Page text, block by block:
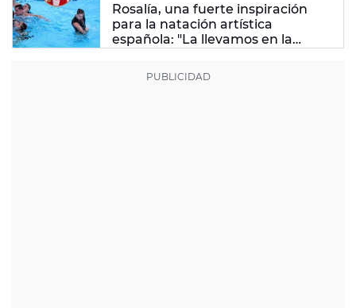
Rosalía, una fuerte inspiración
para la natación artística
española: "La llevamos en la